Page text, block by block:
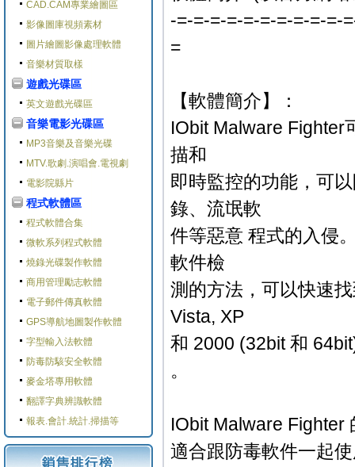
CAD.CAM專業繪圖區
影像圖庫視頻素材
圖片繪圖影像處理軟體
音樂材質取樣
遊戲光碟區
英文遊戲光碟區
音樂電影光碟區
MP3音樂及音樂光碟
MTV.歌劇.演唱會.電視劇
電影院縣片
程式軟體區
程式軟體合集
微軟系列程式軟體
燒錄光碟製作軟體
商用管理勵志軟體
電子郵件傳真軟體
GPS導航地圖製作軟體
字型輸入法軟體
防毒防駭安全軟體
麥金塔專用軟體
翻譯字典辨識軟體
報表.會計.統計.掃描等
-=-=-=-=-=-=-=-=-=-=-
=
【軟體簡介】：
IObit Malware Fighter
描和
即時監控的功能，可
錄、流氓軟
件等惡意 程式的入侵
軟件檢
測的方法，可以快速
Vista, XP
和 2000 (32bit 和
。
IObit Malware Fighter
適合跟防毒軟件一起